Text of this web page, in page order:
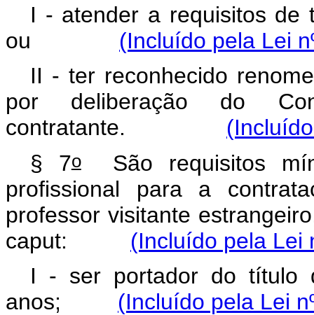
I - atender a requisitos de
ou (Incluído pela Lei
II - ter reconhecido
por deliberação do
contratante.
§ 7oSão requisitos
profissional para a
professor visitante
caput: (Incluído pela Lei
I - ser portador do título
anos; (Incluído pela Lei